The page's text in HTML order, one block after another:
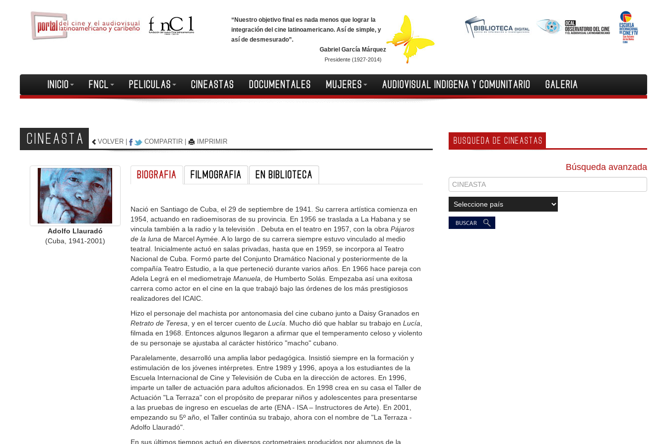
“Nuestro objetivo final es nada menos que lograr la
integración del cine latinoamericano. Así de simple, y
así de desmesurado”.
Gabriel García Márquez
Presidente (1927-2014)
INICIO FNCL PELICULAS CINEASTAS DOCUMENTALES MUJERES AUDIOVISUAL INDIGENA Y COMUNITARIO GALERIA
CINEASTA VOLVER COMPARTIR IMPRIMIR
Adolfo Llauradó
(Cuba, 1941-2001)
BIOGRAFIA FILMOGRAFIA EN BIBLIOTECA
Nació en Santiago de Cuba, el 29 de septiembre de 1941. Su carrera artística comienza en
1954, actuando en radioemisoras de su provincia. En 1956 se traslada a La Habana y se
vincula también a la radio y la televisión . Debuta en el teatro en 1957, con la obraPájaros
de la luna de Marcel Aymée. A lo largo de su carrera siempre estuvo vinculado al medio
teatral. Inicialmente actuó en salas privadas, hasta que en 1959, se incorpora al Teatro
Nacional de Cuba. Formó parte del Conjunto Dramático Nacional y posteriormente de la
compañía Teatro Estudio, a la que perteneció durante varios años. En 1966 hace pareja con
Adela Legrá en el mediometrajeManuela , de Humberto Solás. Empezaba así una exitosa
carrera como actor en el cine en la que trabajó bajo las órdenes de los más prestigiosos
realizadores del ICAIC.
Hizo el personaje del machista por antonomasia del cine cubano junto a Daisy Granados en
Retrato de Teresa , y en el tercer cuento deLucía . Mucho dió que hablar su trabajo enLucía
filmada en 1968. Entonces algunos llegaron a afirmar que el temperamento celoso y violento
de su personaje se ajustaba al carácter histórico "macho" cubano.
Paralelamente, desarrolló una amplia labor pedagógica. Insistió siempre en la formación y
estimulación de los jóvenes intérpretes. Entre 1989 y 1996, apoya a los estudiantes de la
Escuela Internacional de Cine y Televisión de Cuba en la dirección de actores. En 1996,
imparte un taller de actuación para adultos aficionados. En 1998 crea en su casa el Taller de
Actuación "La Terraza" con el propósito de preparar niños y adolescentes para presentarse
a las pruebas de ingreso en escuelas de arte (ENA - ISA – Instructores de Arte). En 2001,
empezando su 5º año, el Taller continúa su trabajo, ahora con el nombre de "La Terraza -
Adolfo Llauradó".
En sus últimos tiempos actuó en diversos cortometrajes producidos por alumnos de la
BUSQUEDA DE CINEASTAS
Búsqueda avanzada